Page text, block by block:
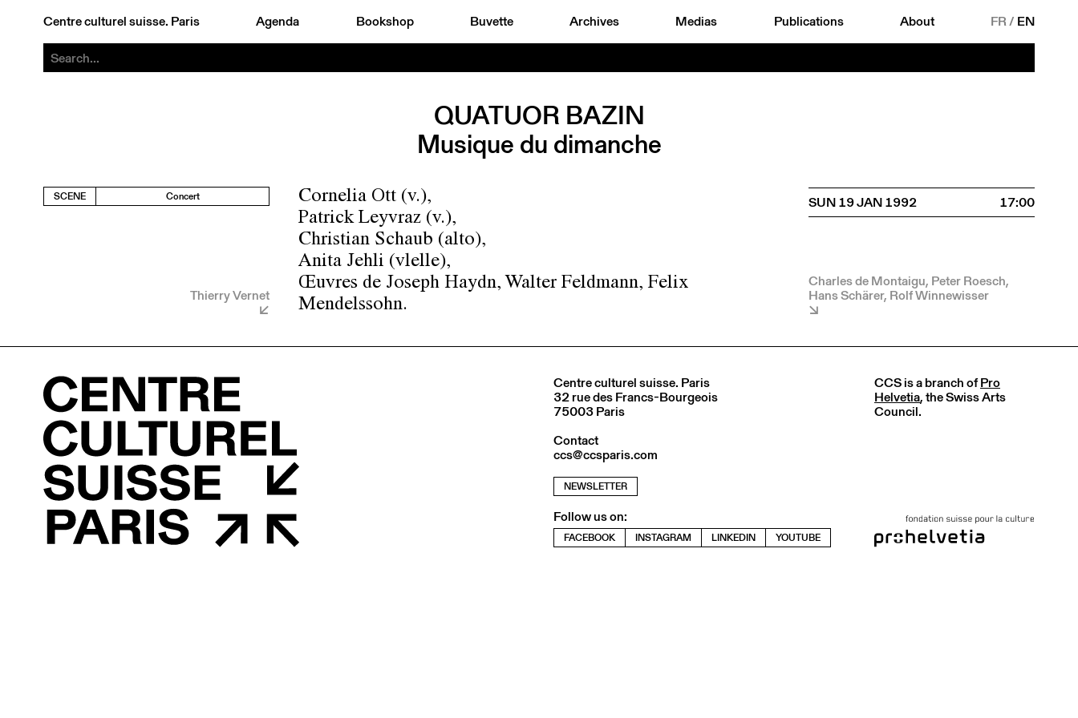
Centre culturel suisse. Paris Agenda Bookshop Buvette Archives Medias Publications About FR/ EN
QUATUOR BAZIN
Musique du dimanche
SCENE Concert
Thierry Vernet
Cornelia Ott (v.),
Patrick Leyvraz (v.),
Christian Schaub (alto),
Anita Jehli (vlelle),
Œuvres de Joseph Haydn, Walter Feldmann, Felix
Mendelssohn.
SUN 19 JAN 1992 17:00
Charles de Montaigu, Peter Roesch,
Hans Schärer, Rolf Winnewisser
Centre culturel suisse. Paris
32 rue des Francs-Bourgeois
75003 Paris
Contact
ccs@ccsparis.com
NEWSLETTER
Follow us on:
FACEBOOK INSTAGRAM LINKEDIN YOUTUBE
CCS is a branch ofPro
Helvetia, the Swiss Arts
Council.